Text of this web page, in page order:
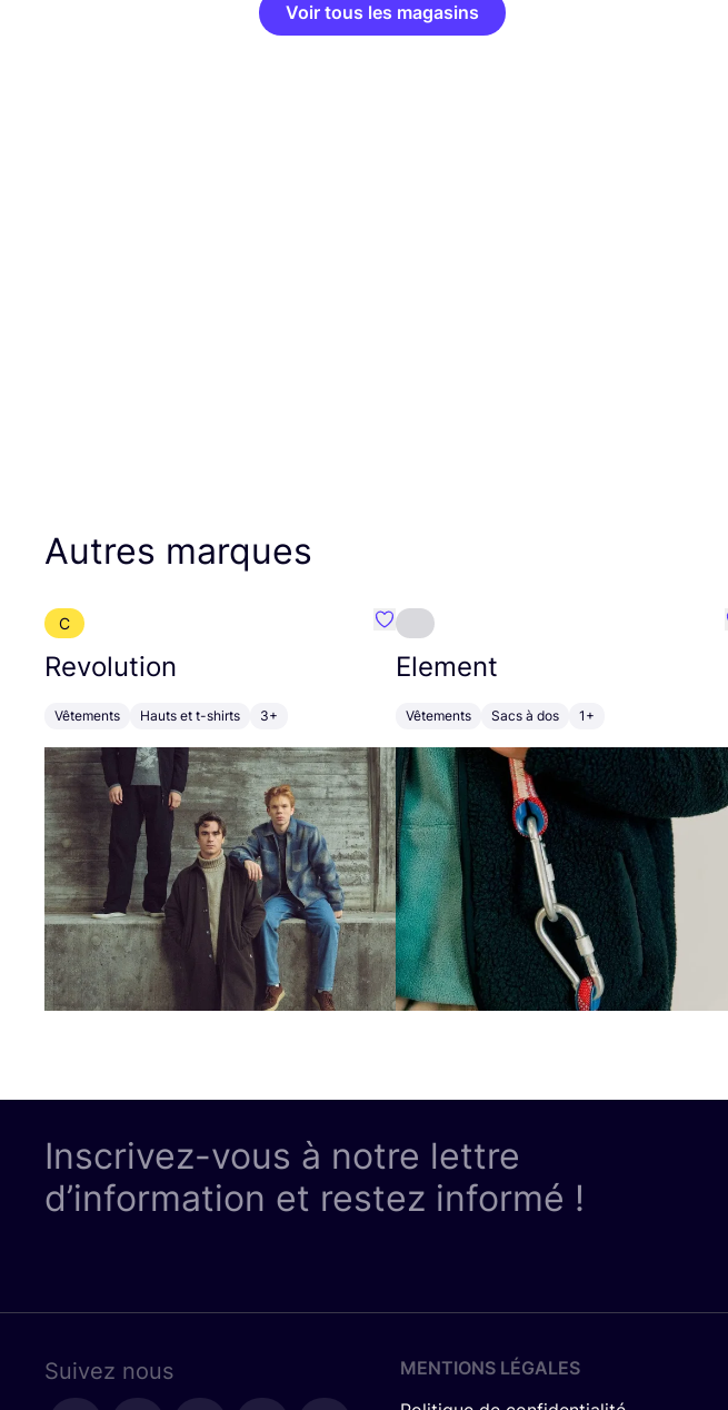
Voir tous les magasins
Autres marques
C
Revolution
Vêtements Hauts et t-shirts 3+
Préféré {nom}
Element
Vêtements Sacs à dos 1+
Inscrivez-vous à notre lettre
d’information et restez informé !
Suivez nous
MENTIONS LÉGALES